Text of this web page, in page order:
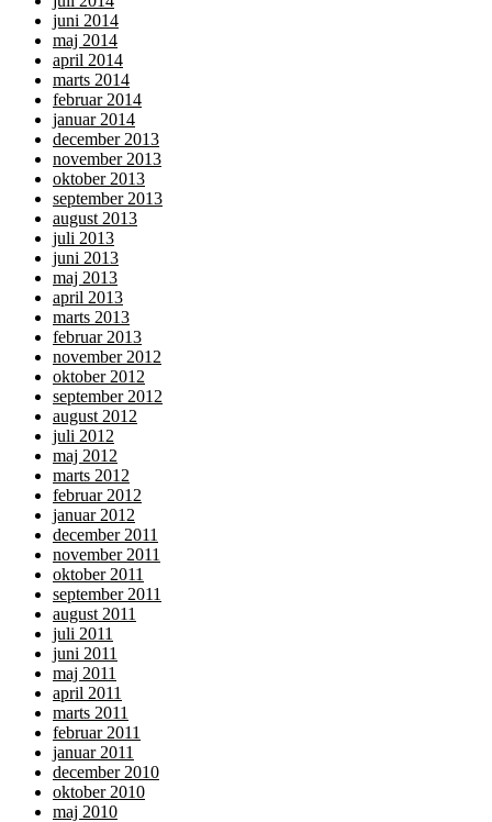
juni 2014
maj 2014
april 2014
marts 2014
februar 2014
januar 2014
december 2013
november 2013
oktober 2013
september 2013
august 2013
juli 2013
juni 2013
maj 2013
april 2013
marts 2013
februar 2013
november 2012
oktober 2012
september 2012
august 2012
juli 2012
maj 2012
marts 2012
februar 2012
januar 2012
december 2011
november 2011
oktober 2011
september 2011
august 2011
juli 2011
juni 2011
maj 2011
april 2011
marts 2011
februar 2011
januar 2011
december 2010
oktober 2010
maj 2010